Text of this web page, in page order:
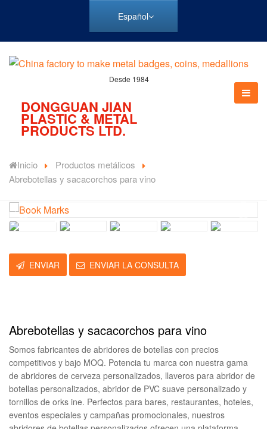
Español
Desde 1984
DONGGUAN JIAN
PLASTIC & METAL
PRODUCTS LTD.
Inicio
Productos metálicos
Abrebotellas y sacacorchos para vino
ENVIAR ENVIAR LA CONSULTA
Abrebotellas y sacacorchos para vino
Somos fabricantes de abridores de botellas con precios
competitivos y bajo MOQ. Potencia tu marca con nuestra gama
de abridores de cerveza personalizados, llaveros para abridor de
botellas personalizados, abridor de PVC suave personalizado y
tornillos de orks ine. Perfectos para bares, restaurantes, hoteles,
eventos especiales y campañas promocionales, nuestros